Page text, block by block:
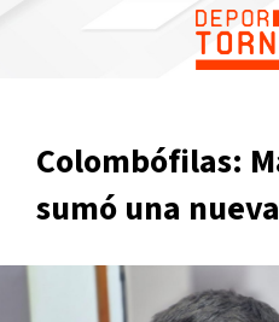
Colombófilas:
sumó una